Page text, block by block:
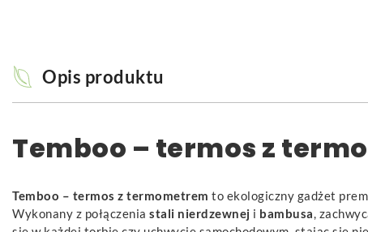
Opis produktu
Temboo – termos z
Temboo – termos z termometrem to ekologiczny gadżet
Wykonany z połączenia stali nierdzewnej i bambusa,